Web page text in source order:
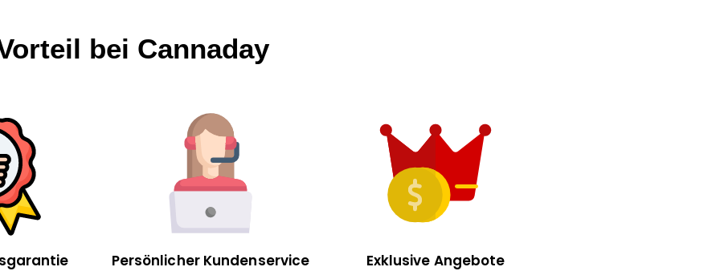
bei Cannaday
Persönlicher Kundenservice Exklusive Angebote